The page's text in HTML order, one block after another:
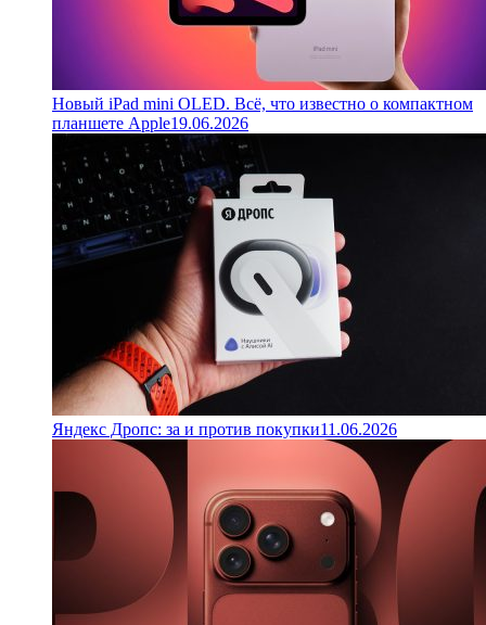
Новый iPad mini OLED. Всё, что известно о компактном
планшете Apple19.06.2026
Яндекс Дропс: за и против покупки11.06.2026